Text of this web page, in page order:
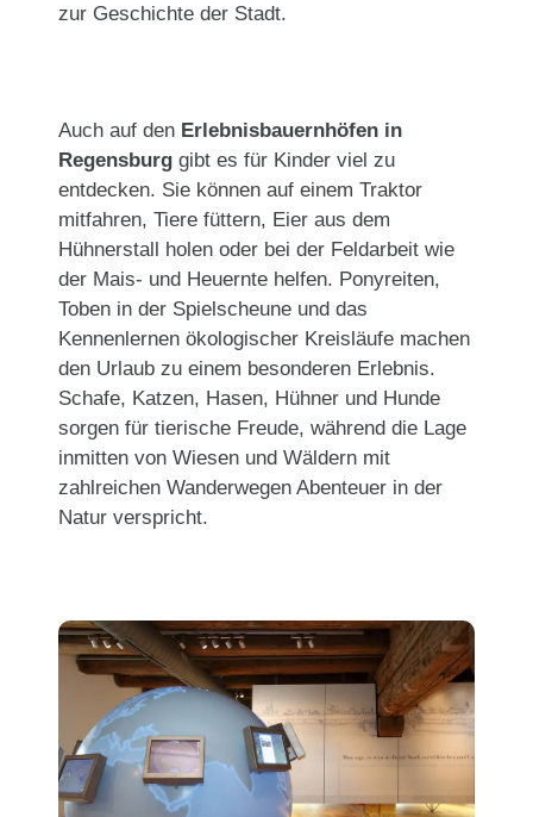
zur Geschichte der Stadt.
Auch auf den Erlebnisbauernhöfen in
Regensburggibt es für Kinder viel zu
entdecken. Sie können auf einem Traktor
mitfahren, Tiere füttern, Eier aus dem
Hühnerstall holen oder bei der Feldarbeit wie
der Mais- und Heuernte helfen. Ponyreiten,
Toben in der Spielscheune und das
Kennenlernen ökologischer Kreisläufe machen
den Urlaub zu einem besonderen Erlebnis.
Schafe, Katzen, Hasen, Hühner und Hunde
sorgen für tierische Freude, während die Lage
inmitten von Wiesen und Wäldern mit
zahlreichen Wanderwegen Abenteuer in der
Natur verspricht.